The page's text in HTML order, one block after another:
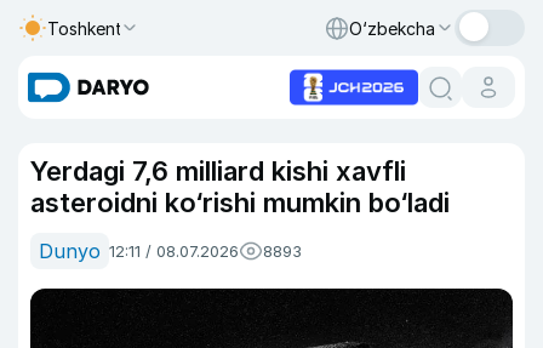
Toshkent O‘zbekcha
Yerdagi 7,6 milliard kishi xavfli
asteroidni ko‘rishi mumkin bo‘ladi
Dunyo 12:11 / 08.07.2026 8893